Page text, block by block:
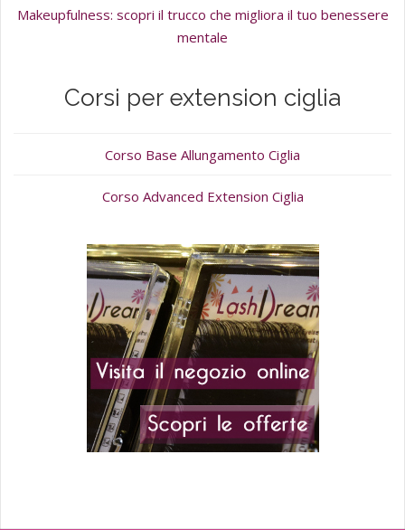
Makeupfulness: scopri il trucco che migliora il tuo benessere
mentale
Corsi per extension ciglia
Corso Base Allungamento Ciglia
Corso Advanced Extension Ciglia